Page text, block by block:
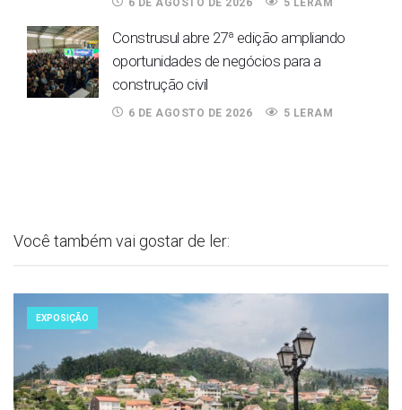
6 DE AGOSTO DE 2026 5 LERAM
Construsul abre 27ª edição ampliando
oportunidades de negócios para a
construção civil
6 DE AGOSTO DE 2026 5 LERAM
Você também vai gostar de ler:
EXPOSIÇÃO